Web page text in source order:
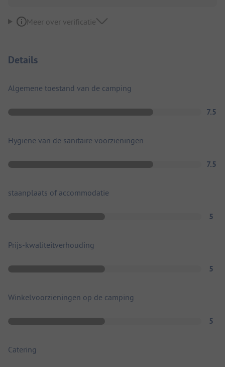
Meer over verificatie
Details
Algemene toestand van de camping
7.5
Hygiëne van de sanitaire voorzieningen
7.5
staanplaats of accommodatie
5
Prijs-kwaliteitverhouding
5
Winkelvoorzieningen op de camping
5
Catering